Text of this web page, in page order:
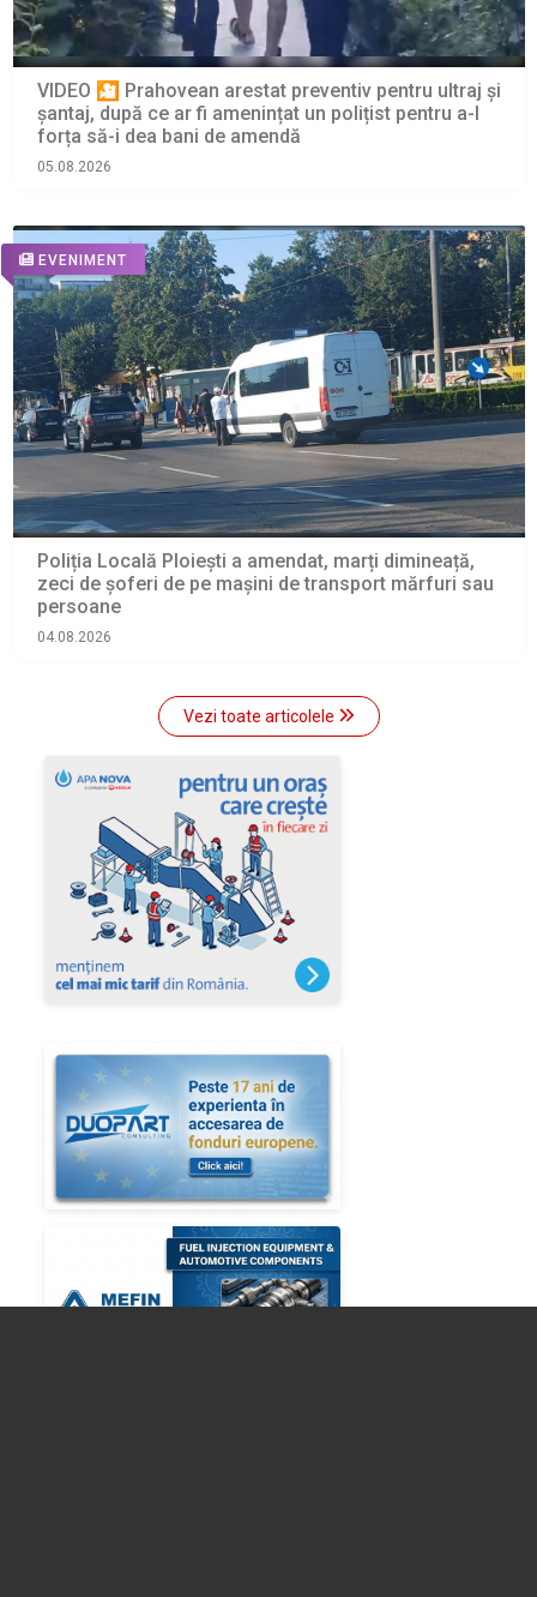
VIDEO 🎦 Prahovean arestat preventiv pentru ultraj și
șantaj, după ce ar fi amenințat un polițist pentru a-l
forța să-i dea bani de amendă
05.08.2026
EVENIMENT
Poliția Locală Ploiești a amendat, marți dimineață,
zeci de șoferi de pe mașini de transport mărfuri sau
persoane
04.08.2026
Vezi toate articolele